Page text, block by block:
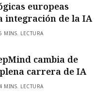
europeas
integración de la IA
MINS. LECTURA
cambia de
carrera de IA
MINS. LECTURA